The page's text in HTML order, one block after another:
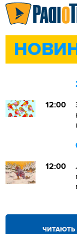
12:00
12:00
ЧИТАЮТЬ